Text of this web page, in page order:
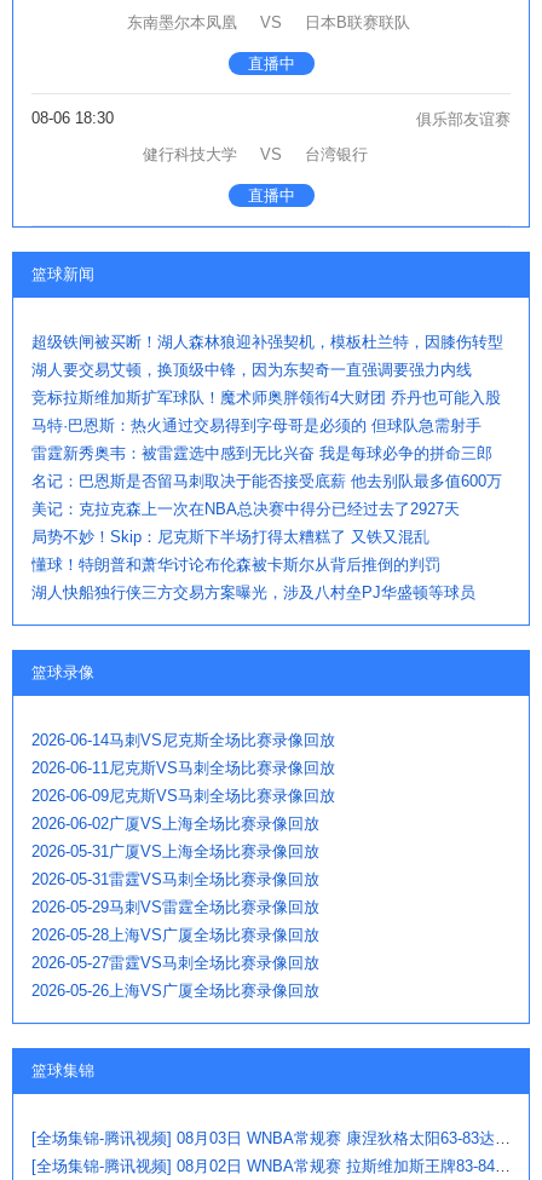
东南墨尔本凤凰
VS 日本B联赛联队
直播中
08-06 18:30
俱乐部友谊赛
健行科技大学
VS 台湾银行
直播中
篮球新闻
超级铁闸被买断！湖人森林狼迎补强契机，模板杜兰特，因膝伤转型
湖人要交易艾顿，换顶级中锋，因为东契奇一直强调要强力内线
竞标拉斯维加斯扩军球队！魔术师奥胖领衔4大财团 乔丹也可能入股
马特·巴恩斯：热火通过交易得到字母哥是必须的 但球队急需射手
雷霆新秀奥韦：被雷霆选中感到无比兴奋 我是每球必争的拼命三郎
名记：巴恩斯是否留马刺取决于能否接受底薪 他去别队最多值600万
美记：克拉克森上一次在NBA总决赛中得分已经过去了2927天
局势不妙！Skip：尼克斯下半场打得太糟糕了 又铁又混乱
懂球！特朗普和萧华讨论布伦森被卡斯尔从背后推倒的判罚
湖人快船独行侠三方交易方案曝光，涉及八村垒PJ华盛顿等球员
篮球录像
2026-06-14马刺VS尼克斯全场比赛录像回放
2026-06-11尼克斯VS马刺全场比赛录像回放
2026-06-09尼克斯VS马刺全场比赛录像回放
2026-06-02广厦VS上海全场比赛录像回放
2026-05-31广厦VS上海全场比赛录像回放
2026-05-31雷霆VS马刺全场比赛录像回放
2026-05-29马刺VS雷霆全场比赛录像回放
2026-05-28上海VS广厦全场比赛录像回放
2026-05-27雷霆VS马刺全场比赛录像回放
2026-05-26上海VS广厦全场比赛录像回放
篮球集锦
[全场集锦-腾讯视频] 08月03日 WNBA常规赛 康涅狄格太阳63-83达拉斯飞翼
[全场集锦-腾讯视频] 08月02日 WNBA常规赛 拉斯维加斯王牌83-84芝加哥天空